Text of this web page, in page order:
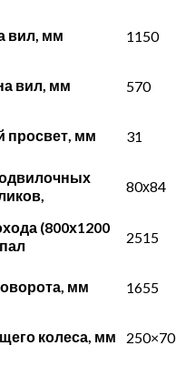
вил, мм 1150
вил, мм 570
просвет, мм 31
80х84
(800х1200
пал
2515
мм 1655
колеса, мм 250×70